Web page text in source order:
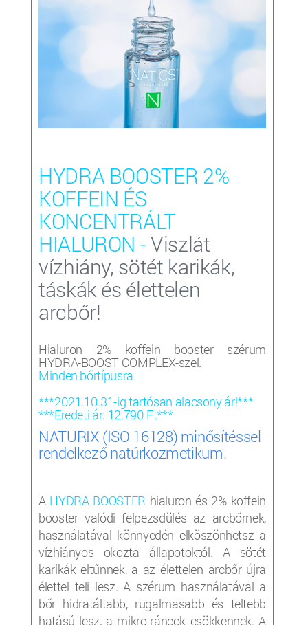
HYDRA BOOSTER 2%
KOFFEIN ÉS
KONCENTRÁLT
HIALURON -Viszlát
vízhiány, sötét karikák,
táskák és élettelen
arcbőr!
Hialuron 2% koffein booster szérum
HYDRA-BOOST COMPLEX-szel.
Minden bőrtípusra.
***2021.10.31-ig tartósan alacsony ár!***
***Eredeti ár: 12.790 Ft***
NATURIX (ISO 16128) minősítéssel
rendelkező natúrkozmetikum.
A HYDRA BOOSTER hialuron és 2% koffein
booster valódi felpezsdülés az arcbőrnek,
használatával könnyedén elköszönhetsz a
vízhiányos okozta állapotoktól. A sötét
karikák eltűnnek, a az élettelen arcbőr újra
élettel teli lesz. A szérum használatával a
bőr hidratáltabb, rugalmasabb és teltebb
hatású lesz, a mikro-ráncok csökkennek. A